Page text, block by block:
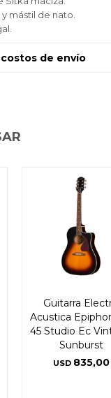
mástil de nato.
de envío
Guitarra
Acustica
45 Studio Ec
Sunburst
USD 835,00